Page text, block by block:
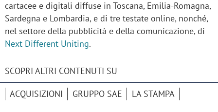
cartacee e digitali diffuse in Toscana, Emilia-Romagna,
Sardegna e Lombardia, e di tre testate online, nonché,
nel settore della pubblicità e della comunicazione, di
Next Different Uniting.
SCOPRI ALTRI CONTENUTI SU
ACQUISIZIONI GRUPPO SAE LA STAMPA